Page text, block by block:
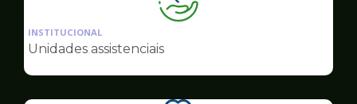
Ilustração
da
Assistência
INSTITUCIONAL
Unidades assistenciais